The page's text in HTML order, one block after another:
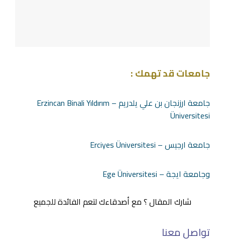
جامعات قد تهمك :
جامعة ارزنجان بن علي يلدريم – Erzincan Binali Yıldırım
Üniversitesi
جامعة ارجيس – Erciyes Üniversitesi
وجامعة ايجة – Ege Üniversitesi
شارك المقال ؟ مع أصدقاءك لتعم الفائدة للجميع
تواصل معنا